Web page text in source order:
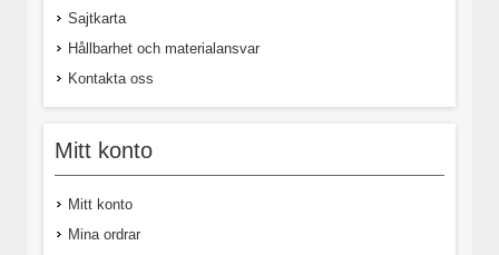
Sajtkarta
Hållbarhet och materialansvar
Kontakta oss
Mitt konto
Mitt konto
Mina ordrar